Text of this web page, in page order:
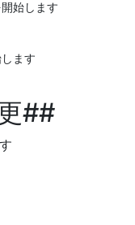
始します
ます
##